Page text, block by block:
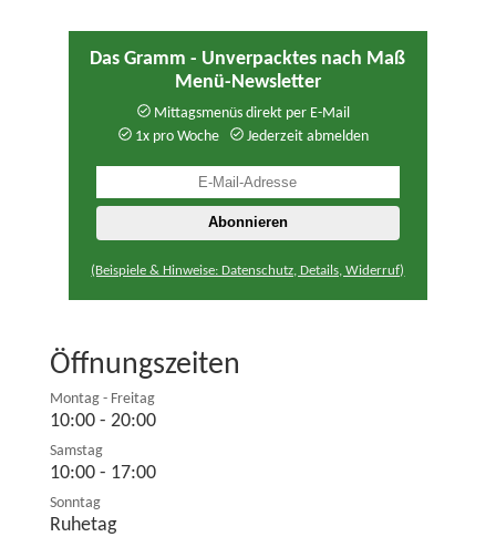
Das Gramm - Unverpacktes nach Maß
Menü-Newsletter
Mittagsmenüs direkt per E-Mail
1x pro Woche
Jederzeit abmelden
(Beispiele & Hinweise: Datenschutz, Details, Widerruf)
Öffnungszeiten
Montag - Freitag
10:00 - 20:00
Samstag
10:00 - 17:00
Sonntag
Ruhetag